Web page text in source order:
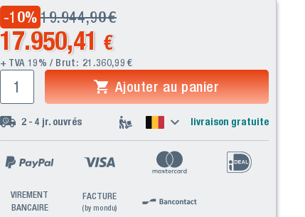
-10%19.944,90€
17.950,41 €
+ TVA 19% / Brut: 21.360,99 €
Ajouter au panier
2 - 4 jr. ouvrés livraison gratuite
VIREMENT
BANCAIRE
FACTURE
(by mondu)